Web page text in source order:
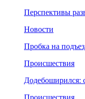
Перспективы
Новости
Пробка на
Происшествия
Додебоширился:
Происшествия